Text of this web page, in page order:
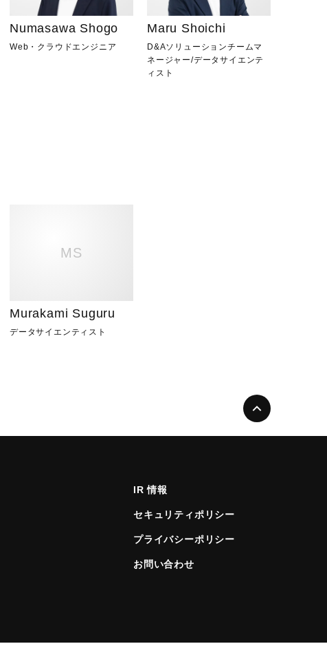
Numasawa Shogo
Web・クラウドエンジニア
Maru Shoichi
D&Aソリューションチームマ
ネージャー/データサイエンテ
ィスト
MS
Murakami Suguru
データサイエンティスト
IR 情報
セキュリティポリシー
プライバシーポリシー
お問い合わせ